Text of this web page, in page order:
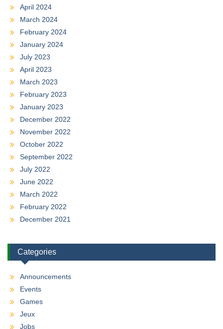
April 2024
March 2024
February 2024
January 2024
July 2023
April 2023
March 2023
February 2023
January 2023
December 2022
November 2022
October 2022
September 2022
July 2022
June 2022
March 2022
February 2022
December 2021
Categories
Announcements
Events
Games
Jeux
Jobs